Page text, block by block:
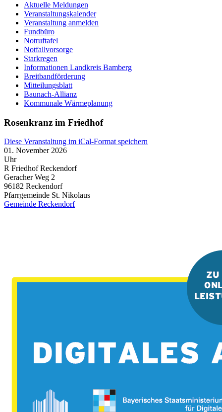
Aktuelle Meldungen
Veranstaltungskalender
Veranstaltung anmelden
Fundbüro
Notruftafel
Notfallvorsorge
Starkregen
Informationen Landkreis Bamberg
Breitbandförderung
Mitteilungsblatt
Baunach-Allianz
Kommunale Wärmeplanung
Rosenkranz im Friedhof
Diese Veranstaltung im iCal-Format speichern
01. November 2026
Uhr
R Friedhof Reckendorf
Geracher Weg 2
96182 Reckendorf
Pfarrgemeinde St. Nikolaus
Gemeinde Reckendorf